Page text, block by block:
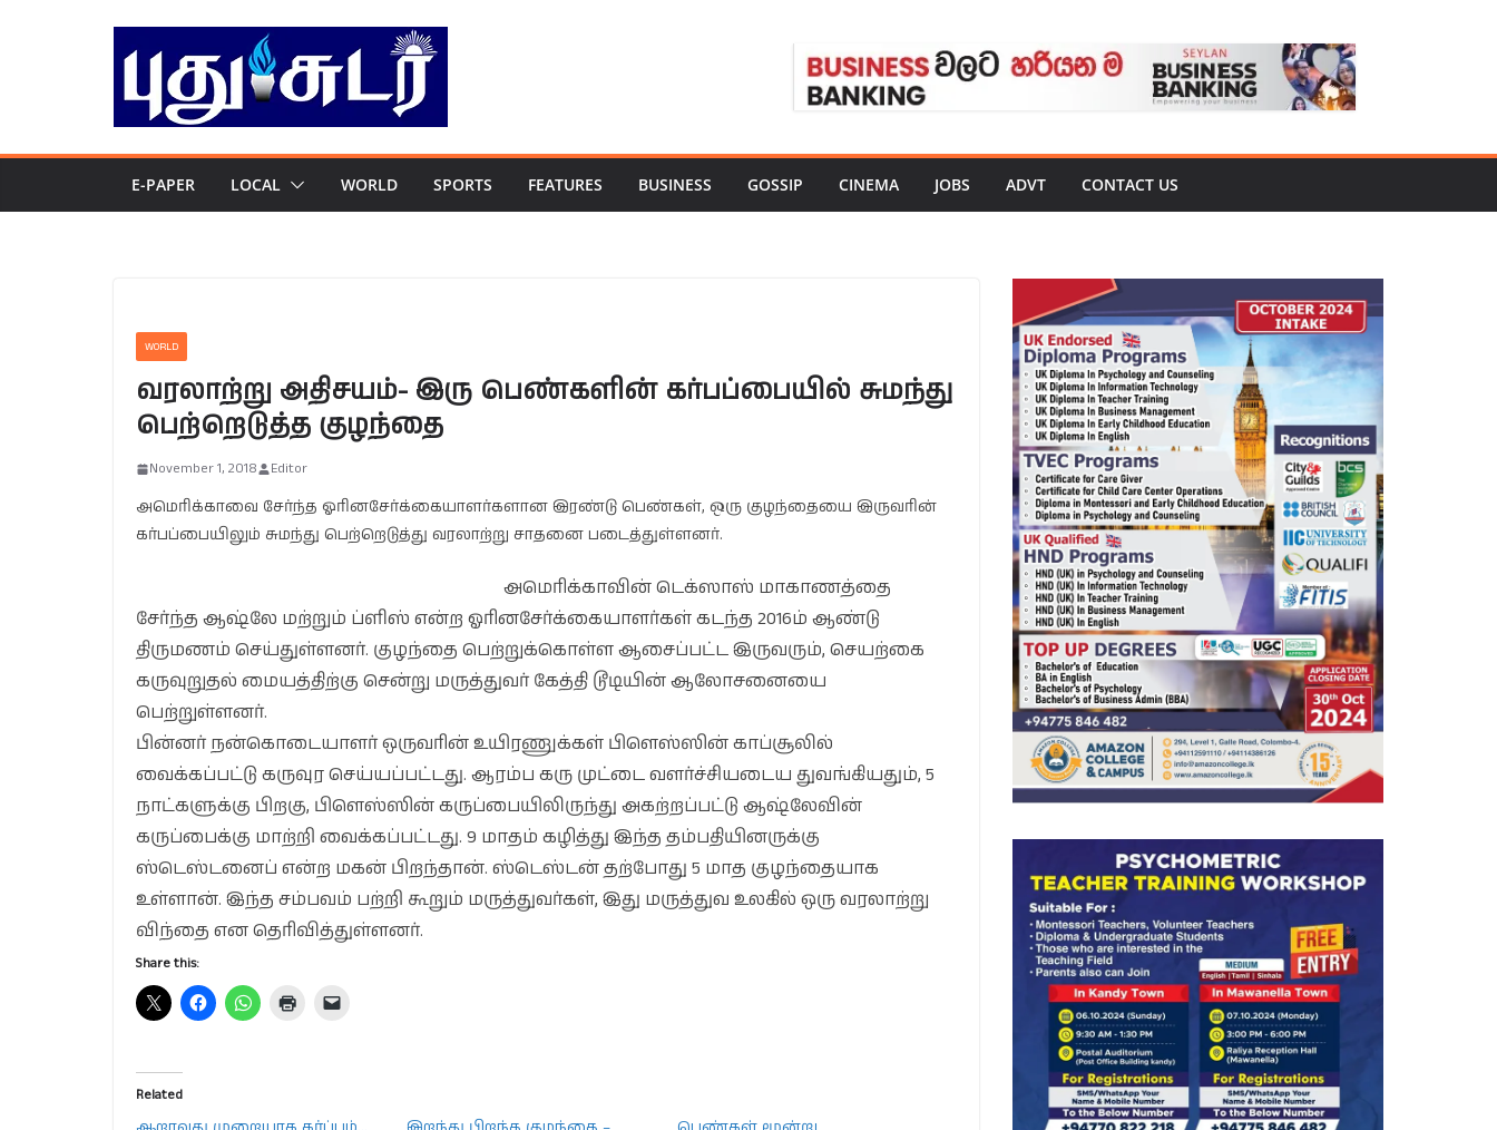
E-PAPER LOCAL WORLD SPORTS FEATURES BUSINESS GOSSIP CINEMA JOBS ADVT CONTACT US
WORLD
வரலாற்று அதிசயம்- இரு பெண்களின் கர்பப்பையில் சுமந்து
பெற்றெடுத்த குழந்தை
November 1, 2018 Editor
அமெரிக்காவை சேர்ந்த ஓரினசேர்க்கையாளர்களான இரண்டு பெண்கள், ஒரு குழந்தையை இருவரின்
கர்பப்பையிலும் சுமந்து பெற்றெடுத்து வரலாற்று சாதனை படைத்துள்ளனர்.
அமெரிக்காவின் டெக்ஸாஸ் மாகாணத்தை
சேர்ந்த ஆஷ்லே மற்றும் ப்ளிஸ் என்ற ஓரினசேர்க்கையாளர்கள் கடந்த 2016ம் ஆண்டு
திருமணம் செய்துள்ளனர். குழந்தை பெற்றுக்கொள்ள ஆசைப்பட்ட இருவரும், செயற்கை
கருவுறுதல் மையத்திற்கு சென்று மருத்துவர் கேத்தி டூடியின் ஆலோசனையை
பெற்றுள்ளனர்.
பின்னர் நன்கொடையாளர் ஒருவரின் உயிரணுக்கள் பிளெஸ்ஸின் காப்சூலில்
வைக்கப்பட்டு கருவுர செய்யப்பட்டது. ஆரம்ப கரு முட்டை வளர்ச்சியடைய துவங்கியதும், 5
நாட்களுக்கு பிறகு, பிளெஸ்ஸின் கருப்பையிலிருந்து அகற்றப்பட்டு ஆஷ்லேவின்
கருப்பைக்கு மாற்றி வைக்கப்பட்டது. 9 மாதம் கழித்து இந்த தம்பதியினருக்கு
ஸ்டெஸ்டனைப் என்ற மகன் பிறந்தான். ஸ்டெஸ்டன் தற்போது 5 மாத குழந்தையாக
உள்ளான். இந்த சம்பவம் பற்றி கூறும் மருத்துவர்கள், இது மருத்துவ உலகில் ஒரு வரலாற்று
விந்தை என தெரிவித்துள்ளனர்.
Share this:
Related